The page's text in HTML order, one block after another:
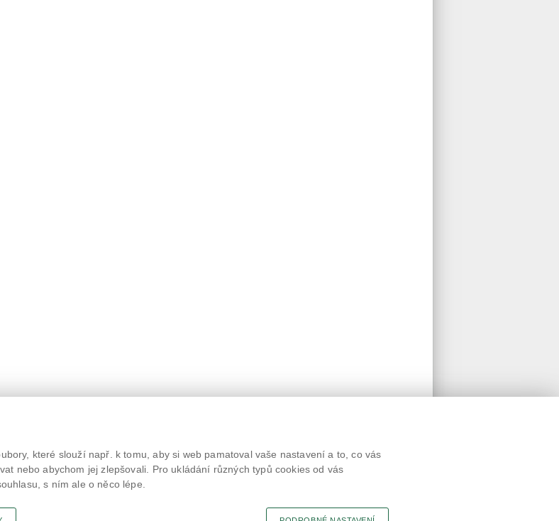
zemědělská a potravinářská inspekce 2026.
15, 603 00 Brno, epodatelna
szpi.gov.cz
datové schránky: avraiqg
o přístupnosti
Připomínky
Tisk stránky
které slouží např. k tomu, aby si web pamatoval vaše nastavení a to, co vás
nebo abychom jej zlepšovali. Pro ukládání různých typů cookies od vás
s ním ale o něco lépe.